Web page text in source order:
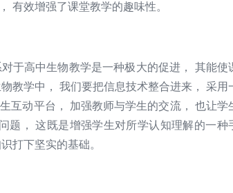
有效增强了课堂教学的趣味性。
高中生物教学是一种极大的促进， 其能使
教学中， 我们要把信息技术整合进来， 采用
互动平台， 加强教师与学生的交流， 也让学
题， 这既是增强学生对所学认知理解的一种
打下坚实的基础。